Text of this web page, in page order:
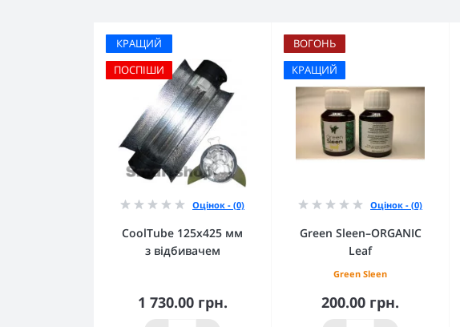
КРАЩИЙ
ПОСПІШИ
Оцінок - (0)
CoolTube 125х425 мм
з відбивачем
1 730.00 грн.
ВОГОНЬ
КРАЩИЙ
Оцінок - (0)
Green Sleen–ORGANIC
Leaf
Green Sleen
200.00 грн.